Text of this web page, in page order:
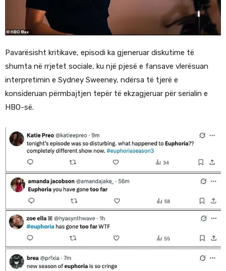
Pavarësisht kritikave, episodi ka gjeneruar diskutime të
shumta në rrjetet sociale, ku një pjesë e fansave vlerësuan
interpretimin e Sydney Sweeney, ndërsa të tjerë e
konsideruan përmbajtjen tepër të ekzagjeruar për serialin e
HBO-së.